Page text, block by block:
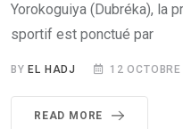
Yorokoguiya (Dubréka), la
sportif est ponctué par
BYEL HADJ 12
READ MORE